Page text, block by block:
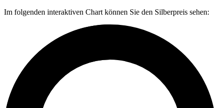
Im folgenden interaktiven Chart können Sie den Silberpreis sehen: